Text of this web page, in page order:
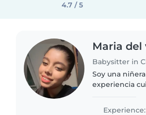
4.7 / 5
Maria del
Soy una
experiencia
tiempo con los